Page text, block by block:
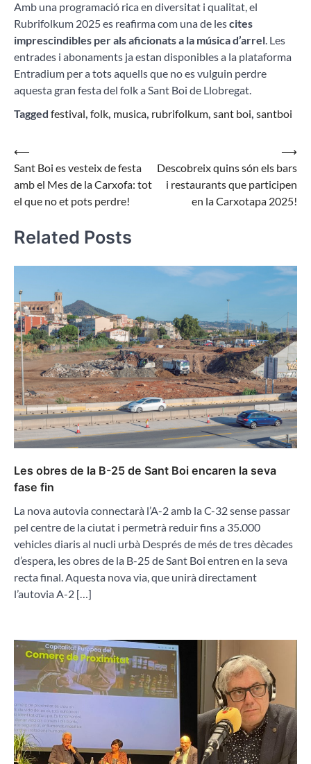
Amb una programació rica en diversitat i qualitat, el
Rubrifolkum 2025 es reafirma com una de lescites
imprescindibles per als aficionats a la música d’arrel. Les
entrades i abonaments ja estan disponibles a la plataforma
Entradium per a tots aquells que no es vulguin perdre
aquesta gran festa del folk a Sant Boi de Llobregat.
Tagged festival, folk, musica, rubrifolkum, sant boi, santboi
Navegació
d'entrades
⟵
Sant Boi es vesteix de festa
amb el Mes de la Carxofa: tot
el que no et pots perdre!
Descobreix quins són els bars
i restaurants que participen
en la Carxotapa 2025!
⟶
Related Posts
Les obres de la B-25 de Sant Boi encaren la seva
fase fin
La nova autovia connectarà l’A-2 amb la C-32 sense passar
pel centre de la ciutat i permetrà reduir fins a 35.000
vehicles diaris al nucli urbà Després de més de tres dècades
d’espera, les obres de la B-25 de Sant Boi entren en la seva
recta final. Aquesta nova via, que unirà directament
l’autovia A-2 […]